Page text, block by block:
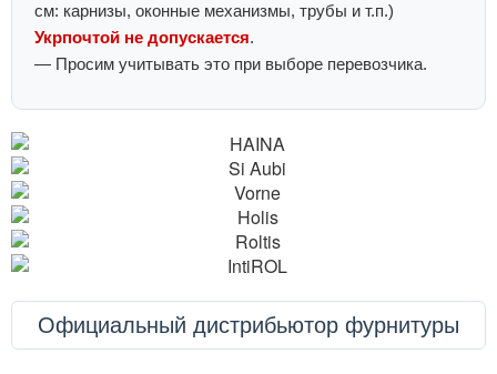
см: карнизы, оконные механизмы, трубы и т.п.)
Укрпочтой не допускается.
— Просим учитывать это при выборе перевозчика.
Официальный дистрибьютор фурнитуры